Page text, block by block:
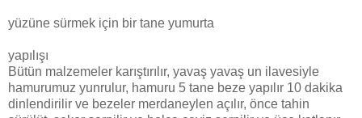
yüzüne sürmek için bir tane yumurta
yapılışı
Bütün malzemeler karıştırılır, yavaş yavaş un ilavesiyle
hamurumuz yunrulur, hamuru 5 tane beze yapılır 10 dakika
dinlendirilir ve bezeler merdaneylen açılır, önce tahin